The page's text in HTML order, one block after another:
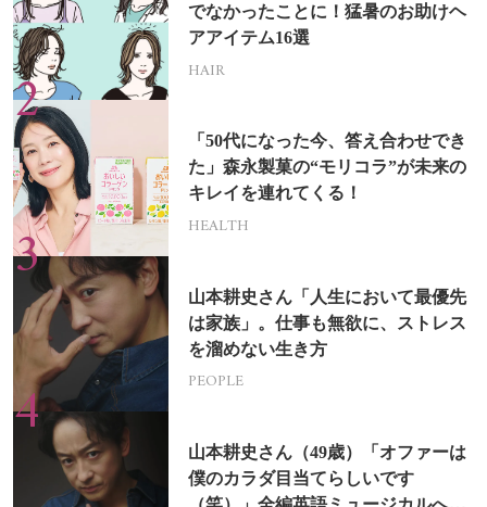
でなかったことに！猛暑のお助けヘ
アアイテム16選
HAIR
「50代になった今、答え合わせでき
た」森永製菓の“モリコラ”が未来の
キレイを連れてくる！
HEALTH
山本耕史さん「人生において最優先
は家族」。仕事も無欲に、ストレス
を溜めない生き方
PEOPLE
山本耕史さん（49歳）「オファーは
僕のカラダ目当てらしいです